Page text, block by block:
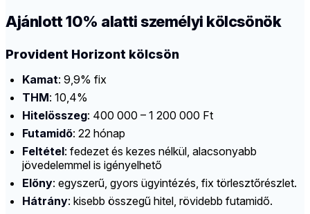
Ajánlott 10% alatti személyi kölcsönök
Provident Horizont kölcsön
Kamat: 9,9% fix
THM: 10,4%
Hitelösszeg: 400 000 – 1 200 000 Ft
Futamidő: 22 hónap
Feltétel: fedezet és kezes nélkül, alacsonyabb
jövedelemmel is igényelhető
Előny: egyszerű, gyors ügyintézés, fix törlesztőrészlet.
Hátrány: kisebb összegű hitel, rövidebb futamidő.